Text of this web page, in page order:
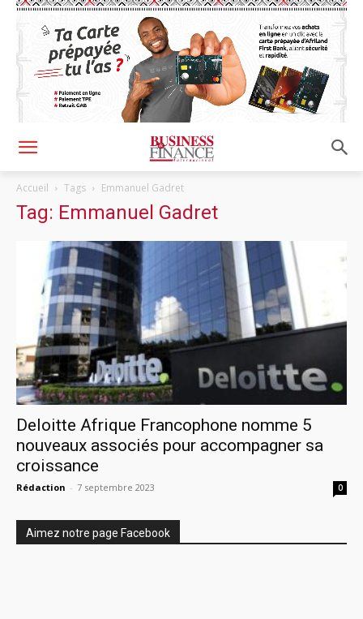
Accueil Tags Emmanuel Gadret
Tag: Emmanuel Gadret
Deloitte Afrique Francophone nomme 5
nouveaux associés pour accompagner sa
croissance
Rédaction - 7 septembre 2023 0
Aimez notre page Facebook